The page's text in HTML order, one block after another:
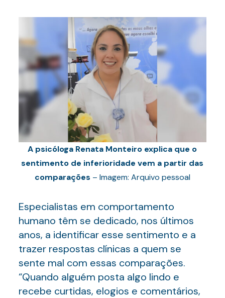
A psicóloga Renata Monteiro explica que o
sentimento de inferioridade vem a partir das
comparações – Imagem: Arquivo pessoal
Especialistas em comportamento
humano têm se dedicado, nos últimos
anos, a identificar esse sentimento e a
trazer respostas clínicas a quem se
sente mal com essas comparações.
“Quando alguém posta algo lindo e
recebe curtidas, elogios e comentários,